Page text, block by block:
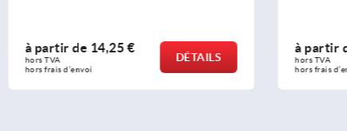
à partir de 14,25 €
hors TVA
hors frais d’envoi
DÉTAILS
à partir
hors TVA
hors frais